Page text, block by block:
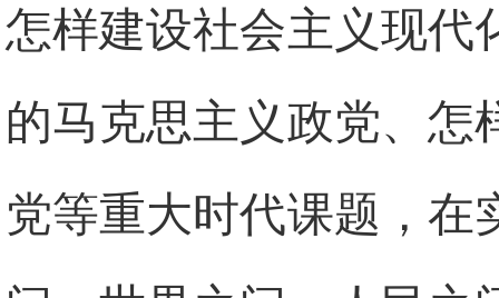
怎样建设社会主义现代
的马克思主义政党、怎
党等重大时代课题，在